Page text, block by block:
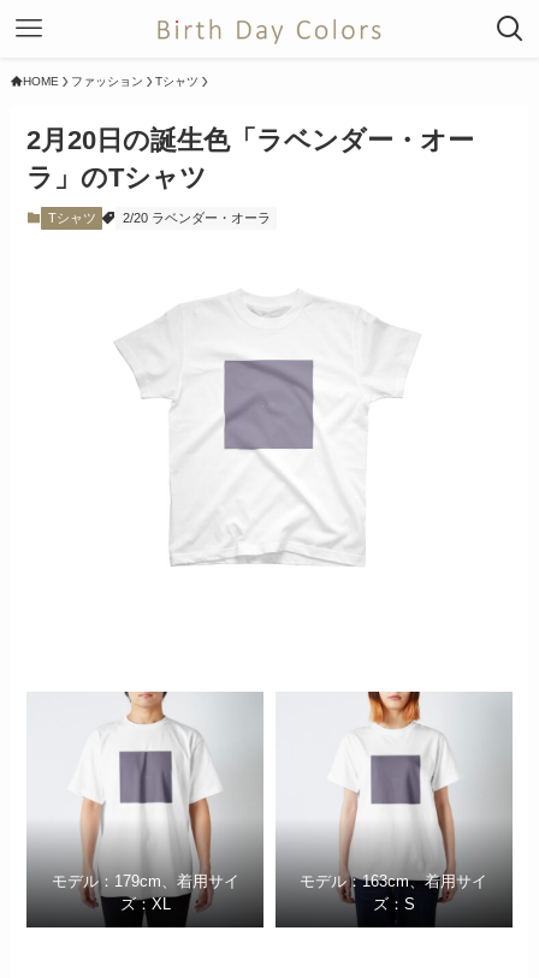
HOME ファッション Tシャツ
2月20日の誕生色「ラベンダー・オー
ラ」のTシャツ
Tシャツ 2/20 ラベンダー・オーラ
モデル：179cm、着用サイ
ズ：XL
モデル：163cm、着用サイ
ズ：S